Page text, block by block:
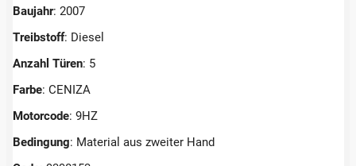
Baujahr: 2007
Treibstoff: Diesel
Anzahl Türen: 5
Farbe: CENIZA
Motorcode: 9HZ
Bedingung: Material aus zweiter Hand